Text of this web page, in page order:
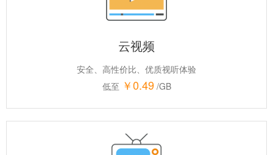
云视频
安全、高性价比、优质视听体验
低至 ￥0.49/GB